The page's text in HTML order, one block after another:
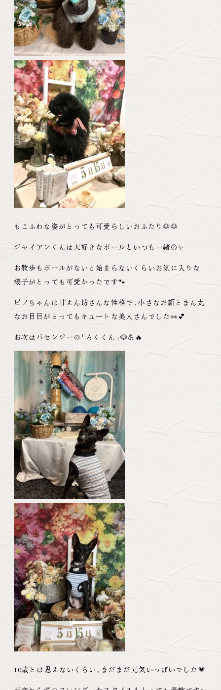
もこふわな姿がとっても可愛らしいおふたり🐶🐶
ジャイアンくんは大好きなボールといつも一緒🥎✨
お散歩もボールがないと始まらないくらいお気に入りな
様子がとっても可愛かったです🐾
ピノちゃんは甘えん坊さんな性格で、小さなお顔とまん丸
なお目目がとってもキュートな美人さんでした👀💕
お次はバセンジーの「 ろくくん 」🐶💪🔥
10歳とは思えないくらい、まだまだ元気いっぱいでした💗